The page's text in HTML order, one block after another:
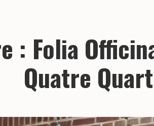
: Folia
Quatre